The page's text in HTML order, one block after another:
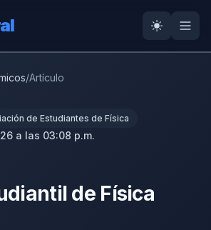
/Artículo
de Estudiantes de Física
a las 03:08 p.m.
de Física